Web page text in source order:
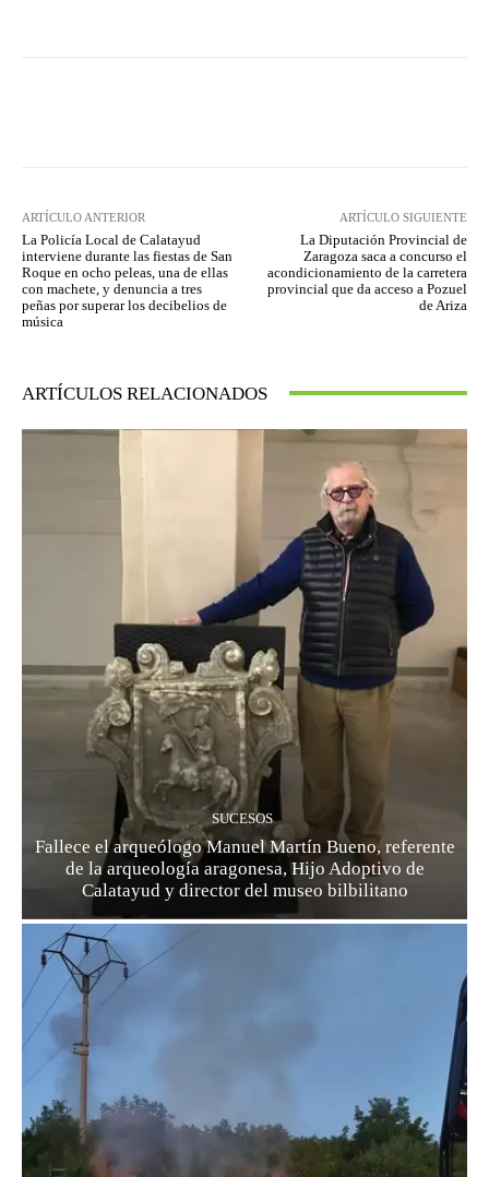
ARTÍCULO ANTERIOR
La Policía Local de Calatayud
interviene durante las fiestas de San
Roque en ocho peleas, una de ellas
con machete, y denuncia a tres
peñas por superar los decibelios de
música
ARTÍCULO SIGUIENTE
La Diputación Provincial de
Zaragoza saca a concurso el
acondicionamiento de la carretera
provincial que da acceso a Pozuel
de Ariza
ARTÍCULOS RELACIONADOS
SUCESOS
Fallece el arqueólogo Manuel Martín Bueno, referente
de la arqueología aragonesa, Hijo Adoptivo de
Calatayud y director del museo bilbilitano